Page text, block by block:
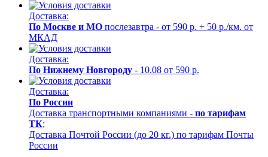
Доставка:
По Москве и МО послезавтра - от 590 р. + 50 р./км. от
МКАД
Доставка:
По Нижнему Новгороду - 10.08 от 590 р.
Доставка:
По России
Доставка транспортными компаниями - по тарифам
ТК;
Доставка Почтой России (до 20 кг.) по тарифам Почты
России